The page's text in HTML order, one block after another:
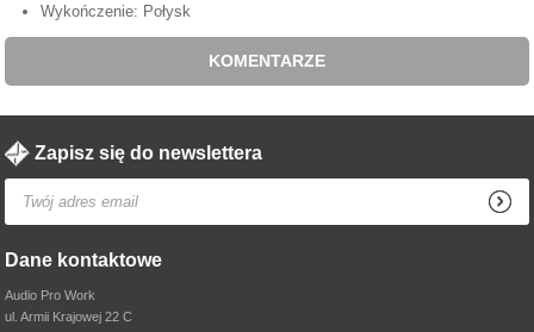
Wykończenie: Połysk
KOMENTARZE
Zapisz się do newslettera
Dane kontaktowe
Audio Pro Work
ul. Armii Krajowej 22 C